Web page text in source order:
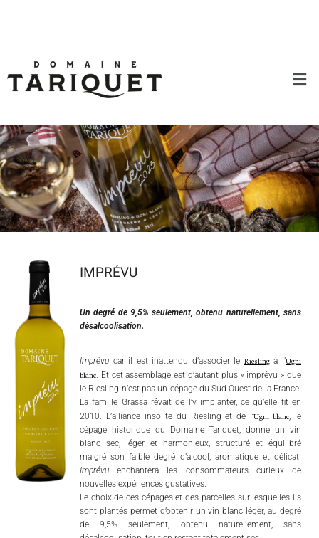
IMPRÉVU
Un degré de 9,5% seulement, obtenu naturellement, sans
désalcoolisation.
Imprévu car il est inattendu d’associer le Rieslingà l’Ugni
blanc . Et cet assemblage est d’autant plus « imprévu » que
le Riesling n’est pas un cépage du Sud-Ouest de la France.
La famille Grassa rêvait de l’y implanter, ce qu’elle fit en
2010. L’alliance insolite du Riesling et de l’Ugni blanc , le
cépage historique du Domaine Tariquet, donne un vin
blanc sec, léger et harmonieux, structuré et équilibré
malgré son faible degré d’alcool, aromatique et délicat.
Imprévu enchantera les consommateurs curieux de
nouvelles expériences gustatives.
Le choix de ces cépages et des parcelles sur lesquelles ils
sont plantés permet d’obtenir un vin blanc léger, au degré
de 9,5% seulement, obtenu naturellement, sans